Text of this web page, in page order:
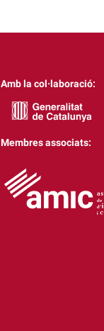
Amb la col·laboració:
Membres associats: